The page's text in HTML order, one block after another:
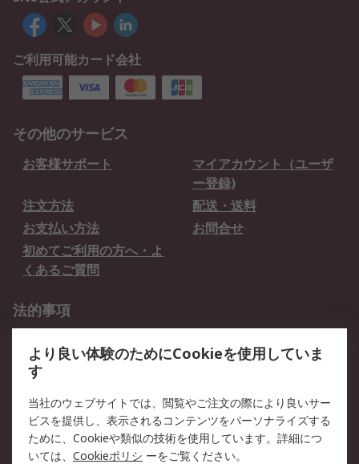
ご利用可能カード会社
その他のサービス
お客様サポート
マイアカウント（ユーザ
ー登録)
注文方法
配送・送料
お支払い方法
お問合せ
初めてご利用の方へ・よ
くあるご質問
法的事項
クッキーポリシー
RSについて
会社概要
採用情報
プレスリリース＆お知ら
コーポレートサイト
より良い体験のためにCookieを使用していま
す
当社のウェブサイトでは、閲覧やご注文の際により良いサー
ビスを提供し、表示されるコンテンツをパーソナライズする
ために、Cookieや類似の技術を使用しています。詳細につ
いては、 Cookieポリシ ーをご覧ください。